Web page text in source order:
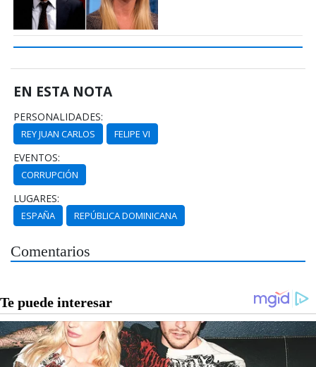
EN ESTA NOTA
PERSONALIDADES:
REY JUAN CARLOS FELIPE VI
EVENTOS:
CORRUPCIÓN
LUGARES:
ESPAÑA REPÚBLICA DOMINICANA
Comentarios